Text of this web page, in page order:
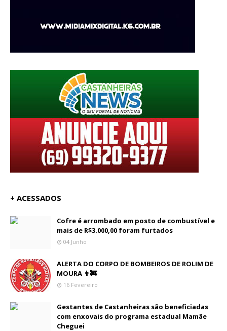
+ ACESSADOS
Cofre é arrombado em posto de combustível e
mais de R$3.000,00 foram furtados
04 Junho
ALERTA DO CORPO DE BOMBEIROS DE ROLIM DE
MOURA 👨‍🚒
16 Fevereiro
Gestantes de Castanheiras são beneficiadas
com enxovais do programa estadual Mamãe
Cheguei